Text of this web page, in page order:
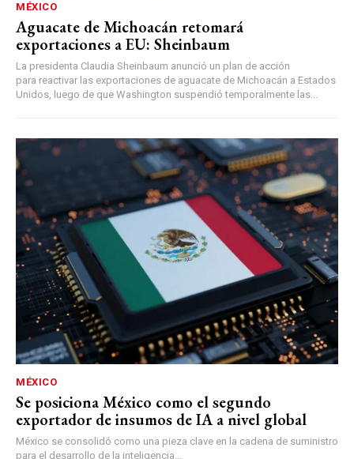
MÉXICO
Aguacate de Michoacán retomará
exportaciones a EU: Sheinbaum
La presidenta Claudia Sheinbaum anunció un plan de acción
para reactivar las exportaciones de aguacate de Michoacán a Estados
Unidos, luego de que Washington suspendió temporalmente las...
MÉXICO
Se posiciona México como el segundo
exportador de insumos de IA a nivel global
México se consolidó como una pieza clave en la cadena de suministro
para el desarrollo de la inteligencia...